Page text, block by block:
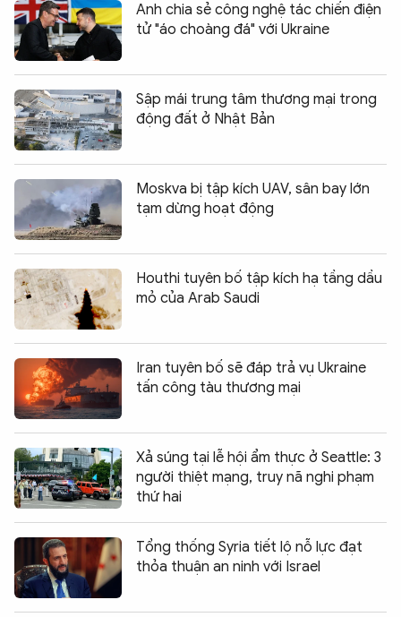
Anh chia sẻ công nghệ tác chiến điện
tử "áo choàng đá" với Ukraine
Sập mái trung tâm thương mại trong
động đất ở Nhật Bản
Moskva bị tập kích UAV, sân bay lớn
tạm dừng hoạt động
Houthi tuyên bố tập kích hạ tầng dầu
mỏ của Arab Saudi
Iran tuyên bố sẽ đáp trả vụ Ukraine
tấn công tàu thương mại
Xả súng tại lễ hội ẩm thực ở Seattle: 3
người thiệt mạng, truy nã nghi phạm
thứ hai
Tổng thống Syria tiết lộ nỗ lực đạt
thỏa thuận an ninh với Israel